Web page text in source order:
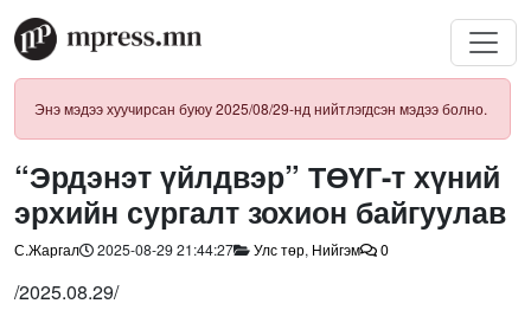
Энэ мэдээ хуучирсан буюу 2025/08/29-нд нийтлэгдсэн мэдээ болно.
“Эрдэнэт үйлдвэр” ТӨҮГ-т хүний
эрхийн сургалт зохион байгуулав
С.Жаргал 2025-08-29 21:44:27 Улс төр, Нийгэм 0
/2025.08.29/